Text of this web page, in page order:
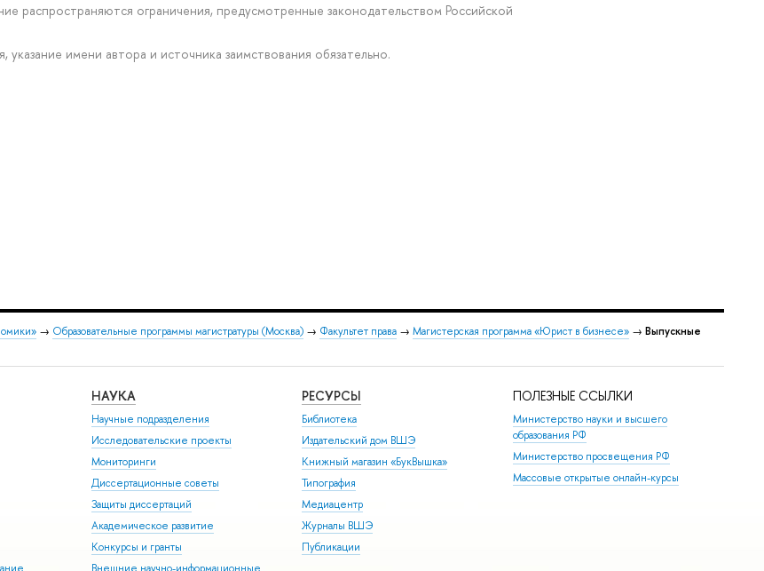
распространяются ограничения, предусмотренные законодательством Российской
указание имени автора и источника заимствования обязательно.
→ Образовательные программы магистратуры (Москва) → Факультет права → Магистерская программа «Юрист в бизнесе» → Выпускные
НАУКА
Научные подразделения
Исследовательские проекты
Мониторинги
Диссертационные советы
Защиты диссертаций
Академическое развитие
Конкурсы и гранты
РЕСУРСЫ
Библиотека
Издательский дом ВШЭ
Книжный магазин «БукВышка»
Типография
Медиацентр
Журналы ВШЭ
Публикации
ПОЛЕЗНЫЕ ССЫЛКИ
Министерство науки и высшего
образования РФ
Министерство просвещения РФ
Массовые открытые онлайн-курсы